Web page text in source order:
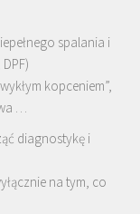
spalania i
kopceniem”,
…
diagnostykę i
na tym, co